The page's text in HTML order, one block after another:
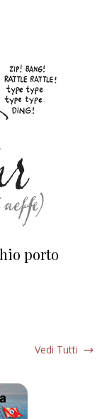
porto
Vedi Tutti